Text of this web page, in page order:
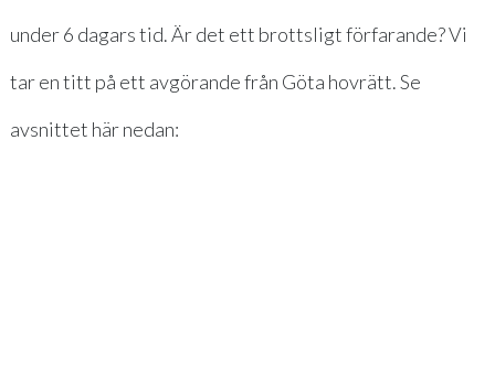
under 6 dagars tid. Är det ett brottsligt förfarande? Vi
tar en titt på ett avgörande från Göta hovrätt. Se
avsnittet här nedan: